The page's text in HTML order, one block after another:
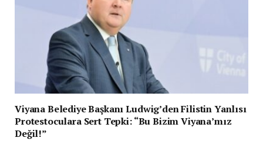
Viyana Belediye Başkanı Ludwig’den Filistin Yanlısı
Protestoculara Sert Tepki: “Bu Bizim Viyana’mız
Değil!”